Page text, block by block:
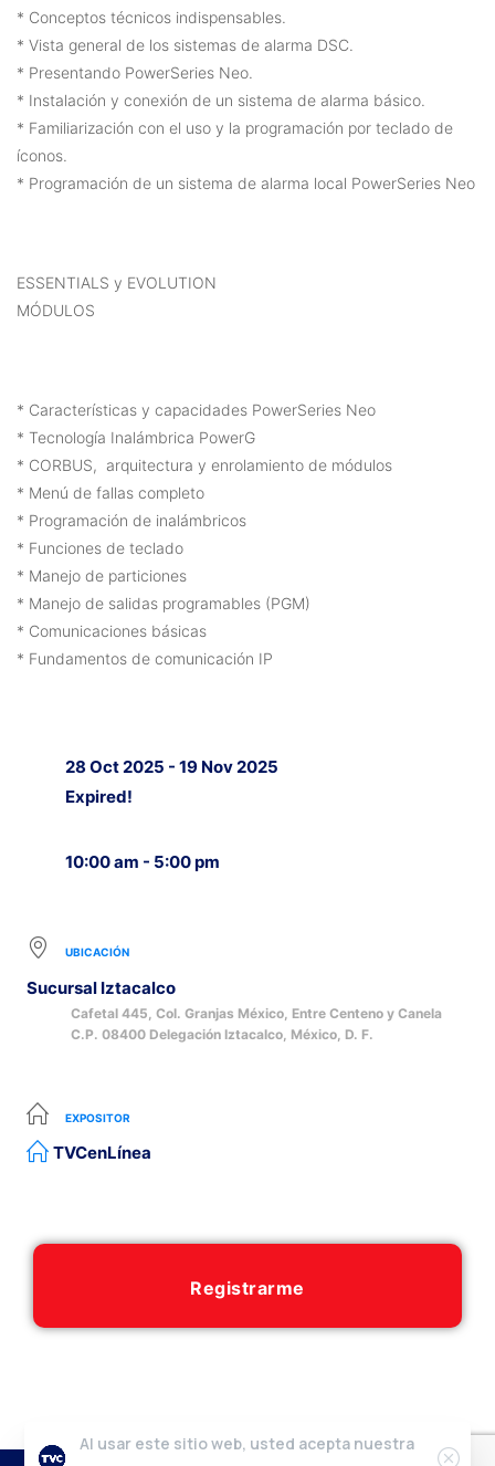
* Conceptos técnicos indispensables.
* Vista general de los sistemas de alarma DSC.
* Presentando PowerSeries Neo.
* Instalación y conexión de un sistema de alarma básico.
* Familiarización con el uso y la programación por teclado de
íconos.
* Programación de un sistema de alarma local PowerSeries Neo
ESSENTIALS y EVOLUTION
MÓDULOS
* Características y capacidades PowerSeries Neo
* Tecnología Inalámbrica PowerG
* CORBUS, arquitectura y enrolamiento de módulos
* Menú de fallas completo
* Programación de inalámbricos
* Funciones de teclado
* Manejo de particiones
* Manejo de salidas programables (PGM)
* Comunicaciones básicas
* Fundamentos de comunicación IP
28 Oct 2025 - 19 Nov 2025
Expired!
10:00 am - 5:00 pm
UBICACIÓN
Sucursal Iztacalco
Cafetal 445, Col. Granjas México, Entre Centeno y Canela
C.P. 08400 Delegación Iztacalco, México, D. F.
EXPOSITOR
TVCenLínea
Registrarme
Al usar este sitio web, usted acepta nuestra